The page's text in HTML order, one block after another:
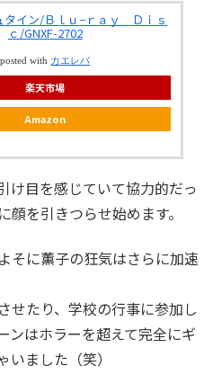
タイン/Ｂｌｕ−ｒａｙ Ｄｉｓ
ｃ/GNXF-2702
posted with カエレバ
楽天市場
Amazon
け目を感じていて協力的だっ
を引きつらせ始めます。
そに薫子の狂気はさらに加速
せたり、学校の行事に参加し
ンはホラーを超えて完全にギ
ました（笑）